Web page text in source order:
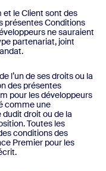
et le Client sont des
présentes Conditions
ne sauraient
partenariat, joint
l’un de ses droits ou la
des présentes
pour les développeurs
comme une
droit ou de la
Toutes les
conditions des
Premier pour les